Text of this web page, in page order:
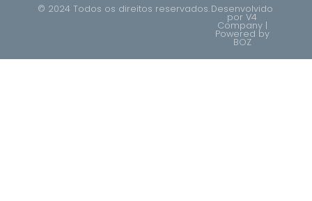
© 2024 Todos os direitos reservados.Desenvolvido
por V4
Company |
Powered by
BOZ